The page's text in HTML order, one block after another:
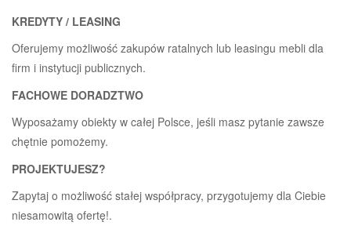
KREDYTY / LEASING
Oferujemy możliwość zakupów ratalnych lub leasingu mebli dla
firm i instytucji publicznych.
FACHOWE DORADZTWO
Wyposażamy obiekty w całej Polsce, jeśli masz pytanie zawsze
chętnie pomożemy.
PROJEKTUJESZ?
Zapytaj o możliwość stałej współpracy, przygotujemy dla Ciebie
niesamowitą ofertę!.